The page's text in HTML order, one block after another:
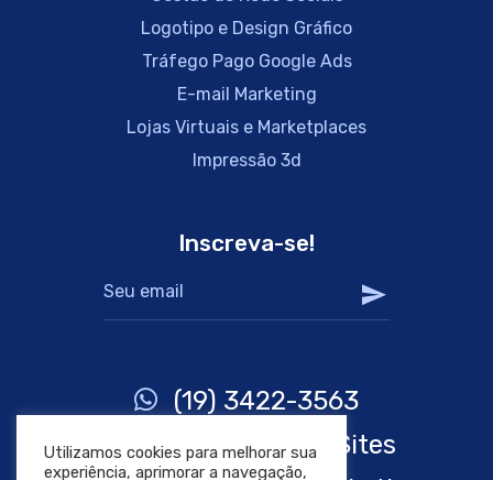
Logotipo e Design Gráfico
Tráfego Pago Google Ads
E-mail Marketing
Lojas Virtuais e Marketplaces
Impressão 3d
Inscreva-se!
(19) 3422-3563
(19) 99221-9128 - Sites
Utilizamos cookies para melhorar sua
experiência, aprimorar a navegação,